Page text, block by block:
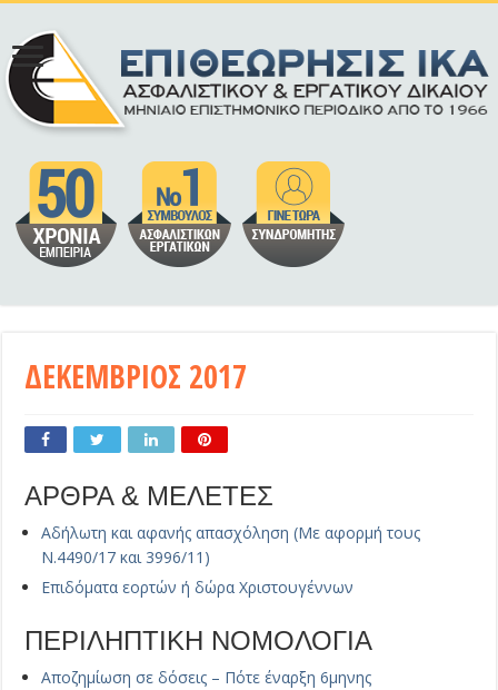
ΔΕΚΕΜΒΡΙΟΣ 2017
ΑΡΘΡΑ & ΜΕΛΕΤΕΣ
Αδήλωτη και αφανής απασχόληση (Με αφορμή τους
Ν.4490/17 και 3996/11)
Επιδόματα εορτών ή δώρα Χριστουγέννων
ΠΕΡΙΛΗΠΤΙΚΗ ΝΟΜΟΛΟΓΙΑ
Αποζημίωση σε δόσεις – Πότε έναρξη 6μηνης